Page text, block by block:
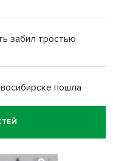
забил тростью
пошла
в травмпункте